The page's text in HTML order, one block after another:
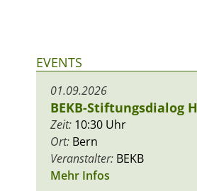
EVENTS
01.09.2026
BEKB-Stiftungsdialog
Zeit: 10:30 Uhr
Ort: Bern
Veranstalter: BEKB
Mehr Infos